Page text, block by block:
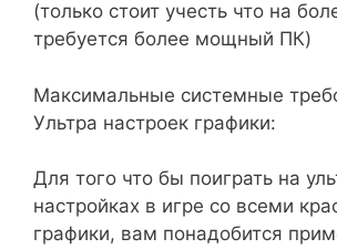
(только стоит учесть что на
требуется более мощный ПК)
Максимальные системные
Ультра настроек графики:
Для того что бы поиграть на
настройках в игре со всеми
графики, вам понадобится